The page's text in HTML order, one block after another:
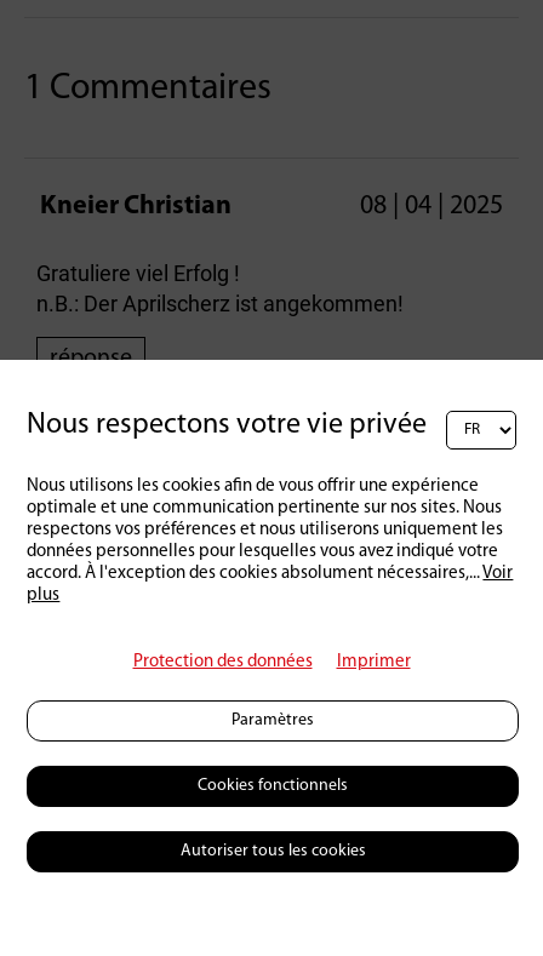
1 Commentaires
Kneier Christian 08 | 04 | 2025
Gratuliere viel Erfolg !
n.B.: Der Aprilscherz ist angekommen!
réponse
Nous respectons votre vie privée
Nous utilisons les cookies afin de vous offrir une expérience
optimale et une communication pertinente sur nos sites. Nous
respectons vos préférences et nous utiliserons uniquement les
données personnelles pour lesquelles vous avez indiqué votre
accord. À l'exception des cookies absolument nécessaires,...Voir
plus
Protection des données Imprimer
Paramètres
Cookies fonctionnels
Autoriser tous les cookies